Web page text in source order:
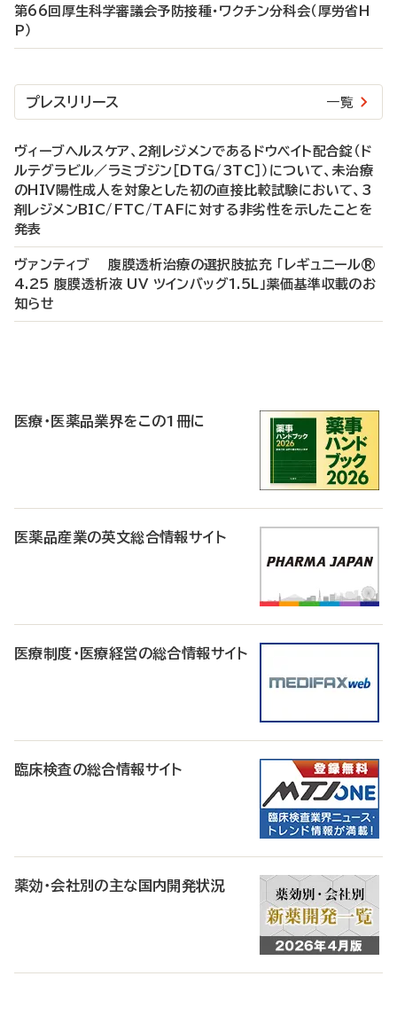
第66回厚生科学審議会予防接種・ワクチン分科会（厚労省H
P）
プレスリリース 一覧
ヴィーブヘルスケア、2剤レジメンであるドウベイト配合錠（ド
ルテグラビル／ラミブジン［DTG/3TC］）について、未治療
のHIV陽性成人を対象とした初の直接比較試験において、3
剤レジメンBIC/FTC/TAFに対する非劣性を示したことを
発表
ヴァンティブ 腹膜透析治療の選択肢拡充 「レギュニール®
4.25 腹膜透析液 UV ツインバッグ1.5L」薬価基準収載のお
知らせ
医療・医薬品業界をこの1冊に
医薬品産業の英文総合情報サイト
医療制度・医療経営の総合情報サイト
臨床検査の総合情報サイト
薬効・会社別の主な国内開発状況